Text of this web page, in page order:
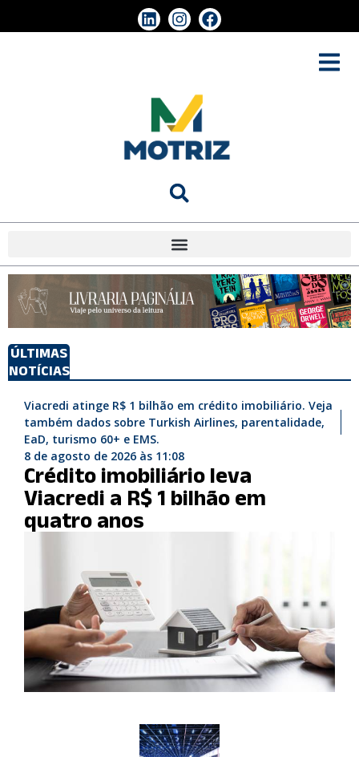
ÚLTIMAS
NOTÍCIAS
Viacredi atinge R$ 1 bilhão em crédito imobiliário. Veja
também dados sobre Turkish Airlines, parentalidade,
EaD, turismo 60+ e EMS.
8 de agosto de 2026 às 11:08
Crédito imobiliário leva
Viacredi a R$ 1 bilhão em
quatro anos